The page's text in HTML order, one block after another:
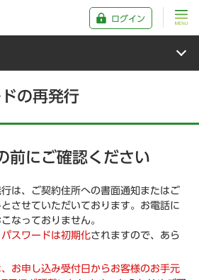
ログイン
の再発行
前にご確認ください
は、ご契約住所への書面通知またはご
させていただいております。お電話に
なっておりません。
パスワードは初期化されますので、あら
お申し込み受付日からお客様のお手元